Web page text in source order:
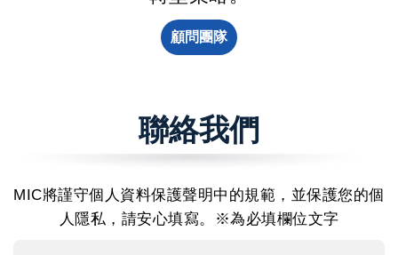
顧問團隊
聯絡我們
MIC將謹守個人資料保護聲明中的規範，並保護您的個
人隱私，請安心填寫。※為必填欄位文字